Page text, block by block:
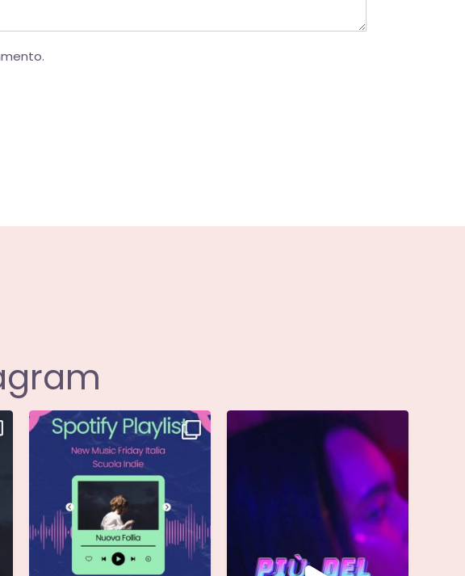
Nuova Follia è finalmente vostra e
sta già...
Singolo: “calamita”
Di @vinmart1n...